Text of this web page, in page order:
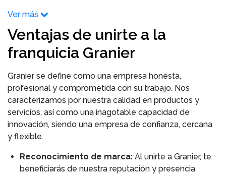
Ver más
Ventajas de unirte a la
franquicia Granier
Granier se define como una empresa honesta,
profesional y comprometida con su trabajo. Nos
caracterizamos por nuestra calidad en productos y
servicios, así como una inagotable capacidad de
innovación, siendo una empresa de confianza, cercana
y flexible.
Reconocimiento de marca: Al unirte a Granier, te
beneficiarás de nuestra reputación y presencia